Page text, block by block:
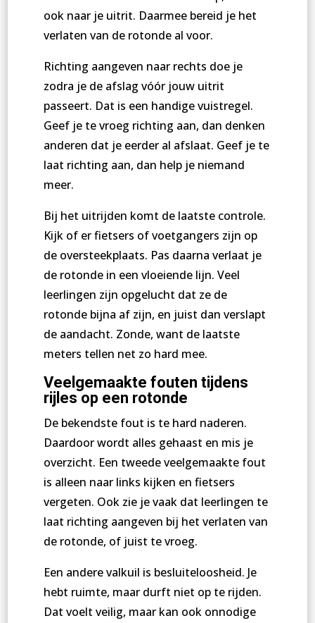
ook naar je uitrit. Daarmee bereid je het
verlaten van de rotonde al voor.
Richting aangeven naar rechts doe je
zodra je de afslag vóór jouw uitrit
passeert. Dat is een handige vuistregel.
Geef je te vroeg richting aan, dan denken
anderen dat je eerder al afslaat. Geef je te
laat richting aan, dan help je niemand
meer.
Bij het uitrijden komt de laatste controle.
Kijk of er fietsers of voetgangers zijn op
de oversteekplaats. Pas daarna verlaat je
de rotonde in een vloeiende lijn. Veel
leerlingen zijn opgelucht dat ze de
rotonde bijna af zijn, en juist dan verslapt
de aandacht. Zonde, want de laatste
meters tellen net zo hard mee.
Veelgemaakte fouten tijdens
rijles op een rotonde
De bekendste fout is te hard naderen.
Daardoor wordt alles gehaast en mis je
overzicht. Een tweede veelgemaakte fout
is alleen naar links kijken en fietsers
vergeten. Ook zie je vaak dat leerlingen te
laat richting aangeven bij het verlaten van
de rotonde, of juist te vroeg.
Een andere valkuil is besluiteloosheid. Je
hebt ruimte, maar durft niet op te rijden.
Dat voelt veilig, maar kan ook onnodige